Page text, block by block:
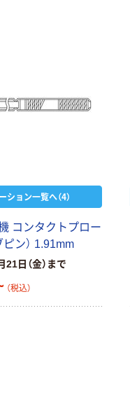
ション一覧へ（4）
コンタクトプロー
ピン） 1.91mm
21日（金）まで
（税込）